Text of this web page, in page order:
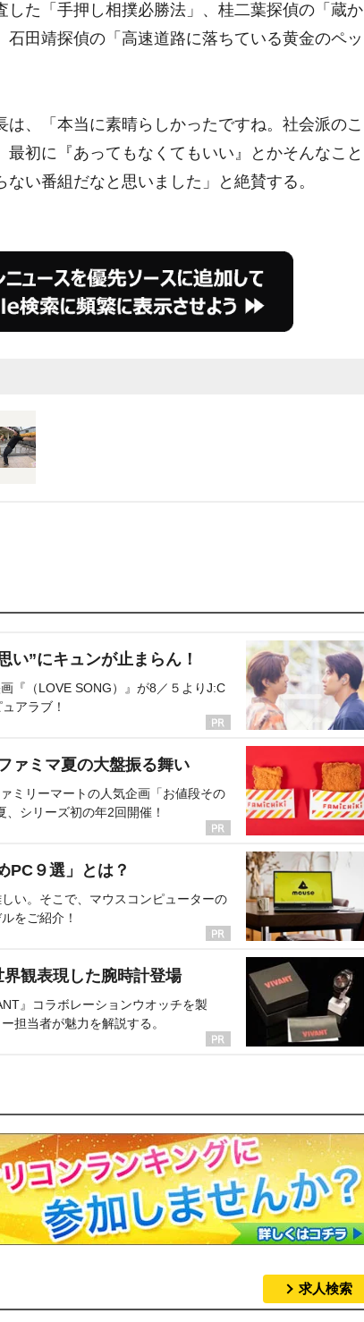
た「手押し相撲必勝法」、桂二葉探偵の「蔵か
石田靖探偵の「高速道路に落ちている黄金のペッ
、「本当に素晴らしかったですね。社会派のこ
初に『あってもなくてもいい』とかそんなこと
い番組だなと思いました」と絶賛する。
い”にキュンが止まらん！
『（LOVE SONG）』が8／５よりJ:C
アラブ！
ァミマ夏の大盤振る舞い
ミリーマートの人気企画「お値段その
シリーズ初の年2回開催！
PC９選」とは？
い。そこで、マウスコンピューターの
をご紹介！
観表現した腕時計登場
』コラボレーションウオッチを製
担当者が魅力を解説する。
求人検索